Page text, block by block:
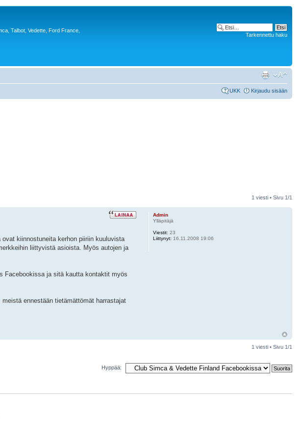
Talbot, Vedette, Ford France,
Tarkennettu haku
UKK Kirjaudu sisään
1 viesti • Sivu 1/1
kiinnostuneita kerhon piiriin kuuluvista
liittyvistä asioista. Myös autojen ja
Facebookissa ja sitä kautta kontaktit myös
ennestään tietämättömät harrastajat
Admin
Ylläpitäjä
Viestit: 23
Liittynyt: 16.11.2008 19:06
1 viesti • Sivu 1/1
Hyppää: